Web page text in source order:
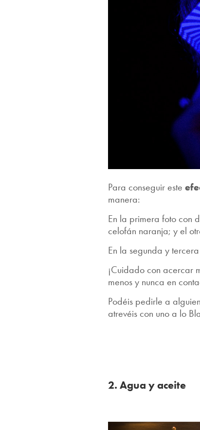
Para conseguir este
manera:
En la primera foto con
celofán naranja; y el
En la segunda y
¡Cuidado con acercar
menos y nunca en
Podéis pedirle a
atrevéis con uno a lo
2. Agua y aceite